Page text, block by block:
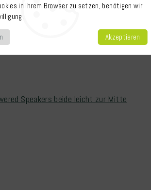
in Ihrem Browser zu setzen, benötigen wir
Akzeptieren